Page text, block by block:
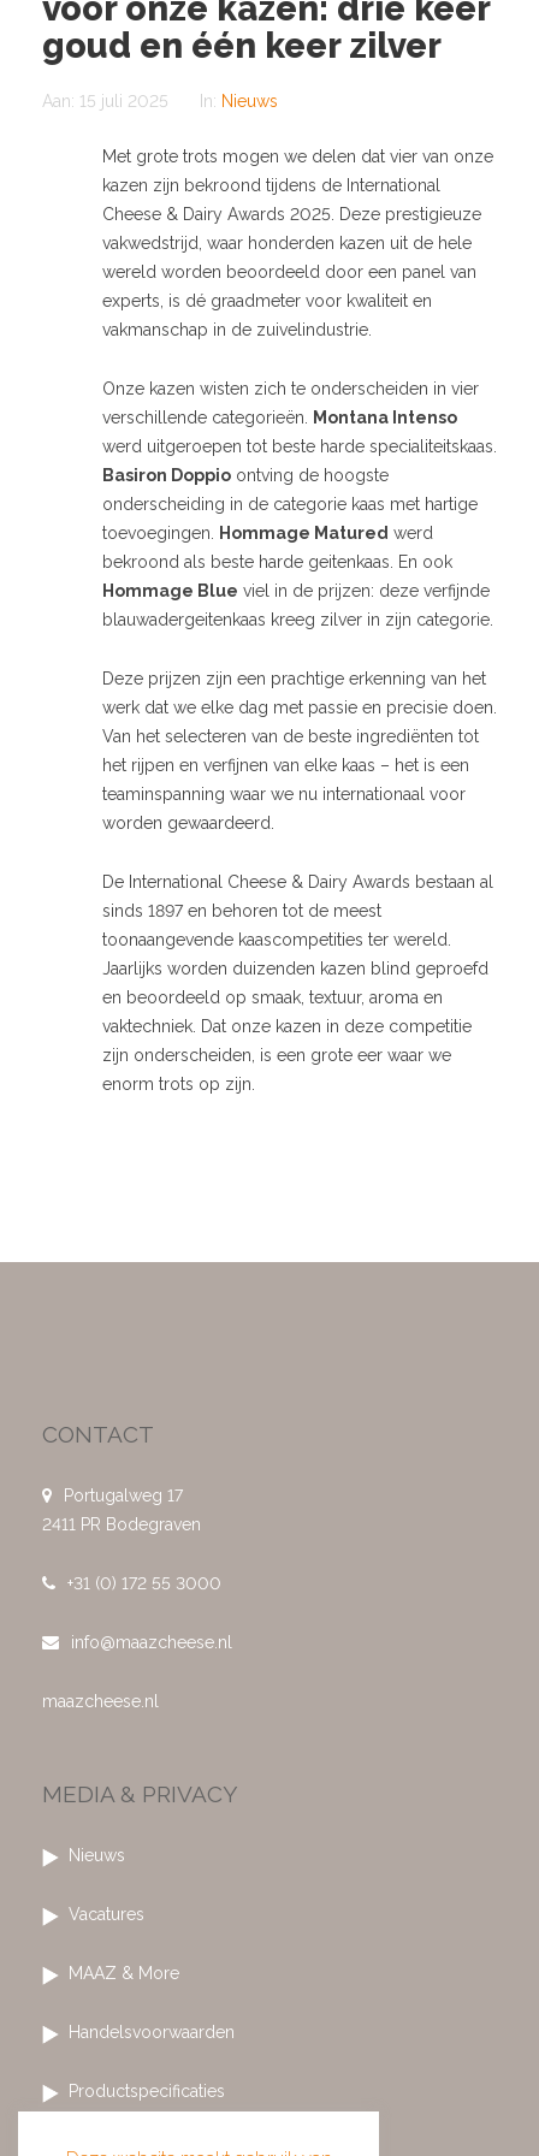
goud en één keer zilver
Aan: 15 juli 2025 In: Nieuws
Met grote trots mogen we delen dat vier van onze
kazen zijn bekroond tijdens de International
Cheese & Dairy Awards 2025. Deze prestigieuze
vakwedstrijd, waar honderden kazen uit de hele
wereld worden beoordeeld door een panel van
experts, is dé graadmeter voor kwaliteit en
vakmanschap in de zuivelindustrie.
Onze kazen wisten zich te onderscheiden in vier
verschillende categorieën.
Montana Intenso
werd uitgeroepen tot beste harde specialiteitskaas.
Basiron Doppio ontving de hoogste
onderscheiding in de categorie kaas met hartige
toevoegingen.
Hommage Matured werd
bekroond als beste harde geitenkaas. En ook
Hommage Blue viel in de prijzen: deze verfijnde
blauwadergeitenkaas kreeg zilver in zijn categorie.
Deze prijzen zijn een prachtige erkenning van het
werk dat we elke dag met passie en precisie doen.
Van het selecteren van de beste ingrediënten tot
het rijpen en verfijnen van elke kaas – het is een
teaminspanning waar we nu internationaal voor
worden gewaardeerd.
De International Cheese & Dairy Awards bestaan al
sinds 1897 en behoren tot de meest
toonaangevende kaascompetities ter wereld.
Jaarlijks worden duizenden kazen blind geproefd
en beoordeeld op smaak, textuur, aroma en
vaktechniek. Dat onze kazen in deze competitie
zijn onderscheiden, is een grote eer waar we
enorm trots op zijn.
CONTACT
Portugalweg 17
2411 PR Bodegraven
+31 (0) 172 55 3000
info@maazcheese.nl
maazcheese.nl
MEDIA & PRIVACY
Nieuws
Vacatures
MAAZ & More
Handelsvoorwaarden
Productspecificaties
Privacy & cookies